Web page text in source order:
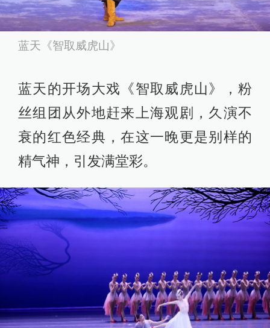
蓝天《智取威虎山》
蓝天的开场大戏《智取威虎山》，粉
丝组团从外地赶来上海观剧，久演不
衰的红色经典，在这一晚更是别样的
精气神，引发满堂彩。